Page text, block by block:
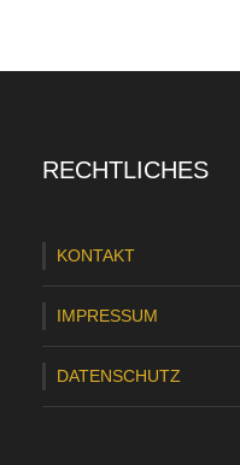
RECHTLICHES
KONTAKT
IMPRESSUM
DATENSCHUTZ